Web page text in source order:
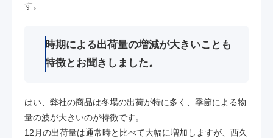
す。
時期による出荷量の増減が大きいことも
特徴とお聞きしました。
はい、弊社の商品は冬場の出荷が特に多く、季節による物
量の波が大きいのが特徴です。
12月の出荷量は通常時と比べて大幅に増加しますが、西久